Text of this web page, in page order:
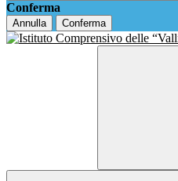
Conferma
Annulla Conferma